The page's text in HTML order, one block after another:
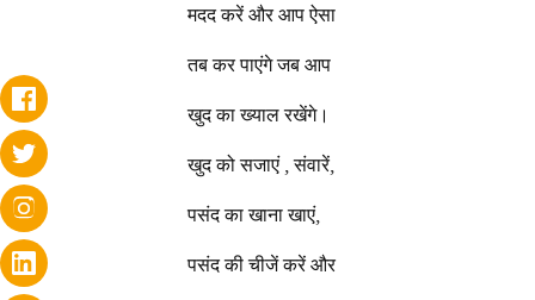
मदद करें और आप ऐसा
तब कर पाएंगे जब आप
खुद का ख्याल रखेंगे।
खुद को सजाएं , संवारें,
पसंद का खाना खाएं,
पसंद की चीजें करें और